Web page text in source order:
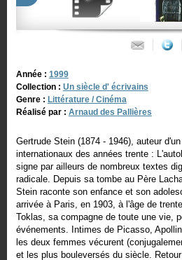
Année : 1999
Collection : Un siècle d' écrivains
Genre : Littérature / Cinéma
Réalisé par : Arnaud des Pallières
Gertrude Stein (1874 - 1946), auteur
internationaux des années trente :
signe par ailleurs de nombreux textes
radicale. Depuis sa tombe au Père
Stein raconte son enfance et son
arrivée à Paris, en 1903, à l'âge de
Toklas, sa compagne de toute une vie,
événements. Intimes de Picasso,
les deux femmes vécurent
et les plus bouleversés du siècle.